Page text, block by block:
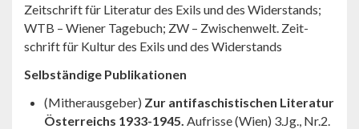
Zeitschrift für Literatur des Exils und des Wider­stands;
WTB – Wiener Tage­buch; ZW – Zwischenwelt. Zeit­
schrift für Kultur des Exils und des Widerstands
Selbständige Publikationen
(Mitherausgeber) Zur antifaschistischen Literatur
Österreichs 1933-1945. Aufrisse (Wien) 3.Jg., Nr.2.